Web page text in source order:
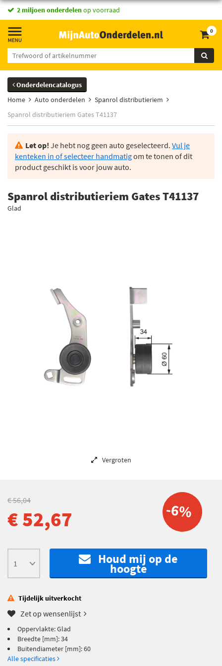
2 miljoen onderdelenop voorraad
0
Onderdelencatalogus
Home
Auto onderdelen
Spanrol distributieriem
Spanrol distributieriem Gates T41137
Let op! Je hebt nog geen auto geselecteerd. Vul je
kenteken in of selecteer handmatigom te tonen of dit
product geschikt is voor jouw auto.
Spanrol distributieriem Gates T41137
Glad
Vergroten
-6%
€ 56,04
€ 52,67
Houd mij op de
hoogte
Tijdelijk uitverkocht
Zet op wensenlijst
Oppervlakte: Glad
Breedte [mm]: 34
Buitendiameter [mm]: 60
Alle specificaties